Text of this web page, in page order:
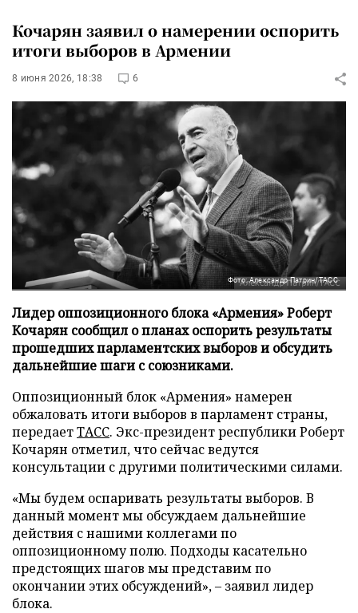
Кочарян заявил о намерении оспорить
итоги выборов в Армении
8 июня 2026, 18:38 6
Фото: Александр Патрин/ТАСС
Лидер оппозиционного блока «Армения» Роберт
Кочарян сообщил о планах оспорить результаты
прошедших парламентских выборов и обсудить
дальнейшие шаги с союзниками.
Оппозиционный блок «Армения» намерен
обжаловать итоги выборов в парламент страны,
передаетТАСС. Экс-президент республики Роберт
Кочарян отметил, что сейчас ведутся
консультации с другими политическими силами.
«Мы будем оспаривать результаты выборов. В
данный момент мы обсуждаем дальнейшие
действия с нашими коллегами по
оппозиционному полю. Подходы касательно
предстоящих шагов мы представим по
окончании этих обсуждений», – заявил лидер
блока.